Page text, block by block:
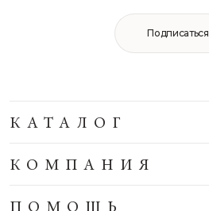
Подписаться
КАТАЛОГ
КОМПАНИЯ
ПОМОЩЬ